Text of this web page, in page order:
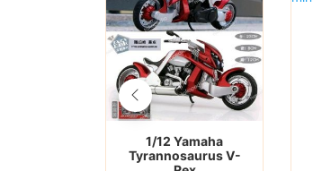
1/12 Yamaha
Tyrannosaurus V-